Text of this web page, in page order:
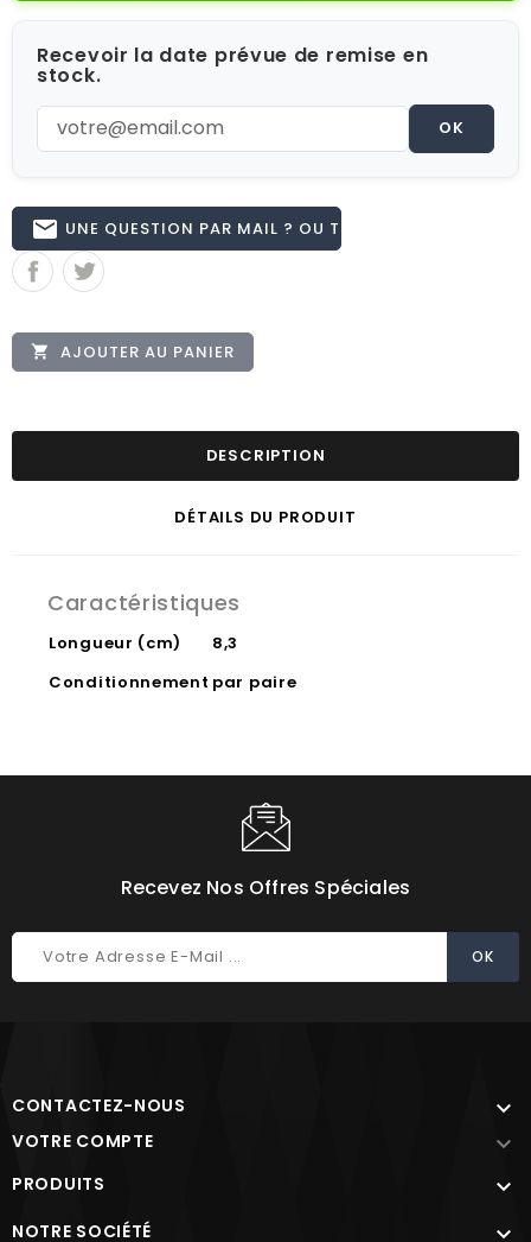
Recevoir la date prévue de remise en
stock.
OK
email UNE QUESTION PAR MAIL ? OU TÉL 02.51.62.16.59
 AJOUTER AU PANIER
DESCRIPTION
DÉTAILS DU PRODUIT
Caractéristiques
Longueur (cm)
8,3
Conditionnement par paire
Recevez Nos Offres Spéciales
CONTACTEZ-NOUS 
VOTRE COMPTE 
PRODUITS 
NOTRE SOCIÉTÉ 